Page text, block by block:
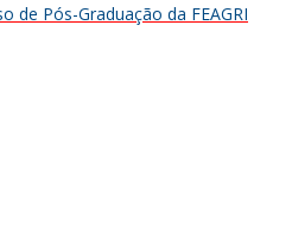
de Pós-Graduação da FEAGRI